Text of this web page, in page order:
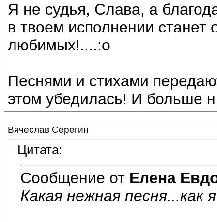
Я не судья, Слава, а
в твоем исполнении
любимых!....:o
Песнями и стихами
этом убедилась! И больше
Вячеслав Серёгин
Цитата:
Сообщение от Елена
Какая нежная песня...как